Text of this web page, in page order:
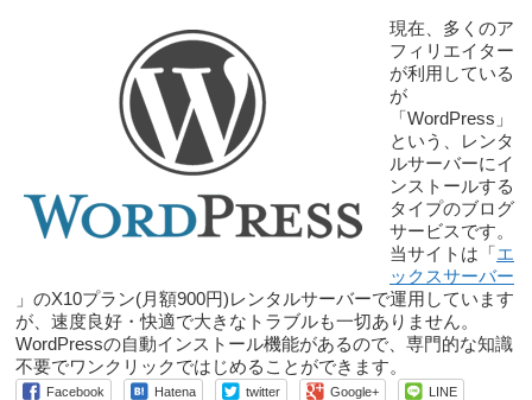
現在、多くのア
フィリエイター
が利用している
が
「WordPress」
という、レンタ
ルサーバーにイ
ンストールする
タイプのブログ
サービスです。
当サイトは「 エ
ックスサーバー
」のX10プラン(月額900円)レンタルサーバーで運用しています
が、速度良好・快適で大きなトラブルも一切ありません。
WordPressの自動インストール機能があるので、専門的な知識
不要でワンクリックではじめることができます。
Facebook Hatena twitter Google+ LINE